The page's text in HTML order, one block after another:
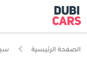
الصفحة الرئيسية